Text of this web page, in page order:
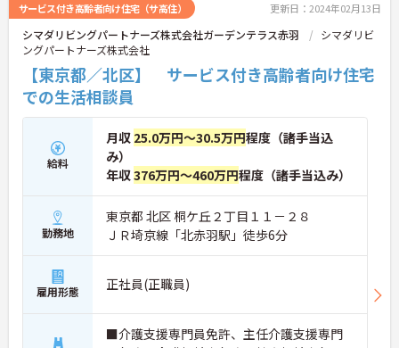
サービス付き高齢者向け住宅（サ高住） 更新日：2024年02月13日
シマダリビングパートナーズ株式会社ガーデンテラス赤羽
シマダリビ
ングパートナーズ株式会社
【東京都／北区】 サービス付き高齢者向け住宅
での生活相談員
給料
月収 25.0万円～30.5万円程度（諸手当込
み）
年収376万円～460万円程度（諸手当込み）
勤務地
東京都 北区 桐ケ丘２丁目１１－２８
ＪＲ埼京線「北赤羽駅」徒歩6分
雇用形態 正社員(正職員)
■介護支援専門員免許、主任介護支援専門